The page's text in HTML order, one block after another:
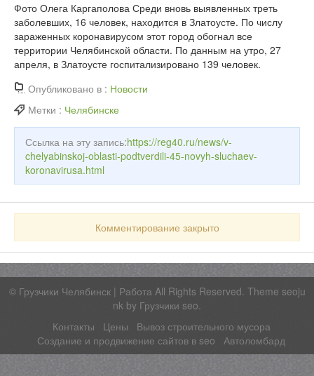
Фото Олега Каргаполова Среди вновь выявленных треть
заболевших, 16 человек, находится в Златоусте. По числу
зараженных коронавирусом этот город обогнал все
территории Челябинской области. По данным на утро, 27
апреля, в Златоусте госпитализировано 139 человек.
Опубликовано в : Новости
Метки : Челябинске
Ссылка на эту запись:https://reg40.ru/news/v-
chelyabinskoj-oblasti-podtverdili-45-novyh-sluchaev-
koronavirusa.html
Комментирование закрыто
© Грузчики Челябинск | РаботаAll Rights Reserved. Theme seoju
nk by Грузчики seo.
Контакты
Цены
Вывоз строительного мусора
Создание и продвижение сайтов в seo
Автоломбард